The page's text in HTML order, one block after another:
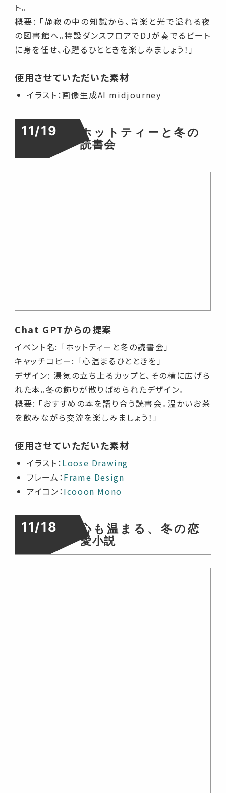
ト。
概要: 「静寂の中の知識から、音楽と光で溢れる夜
の図書館へ。特設ダンスフロアでDJが奏でるビート
に身を任せ、心躍るひとときを楽しみましょう！」
使用させていただいた素材
イラスト：画像生成AI midjourney
11/19
ホットティーと冬の
読書会
Chat GPTからの提案
イベント名: 「ホットティーと冬の読書会」
キャッチコピー: 「心温まるひとときを」
デザイン: 湯気の立ち上るカップと、その横に広げら
れた本。冬の飾りが散りばめられたデザイン。
概要: 「おすすめの本を語り合う読書会。温かいお茶
を飲みながら交流を楽しみましょう！」
使用させていただいた素材
イラスト：Loose Drawing
フレーム：Frame Design
アイコン：Icooon Mono
11/18
心も温まる、冬の恋
愛小説